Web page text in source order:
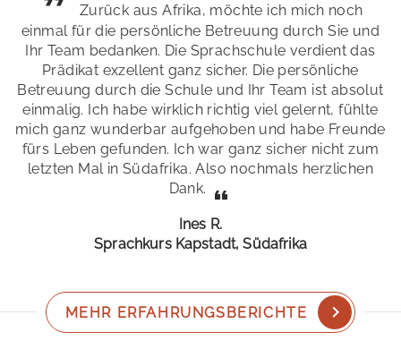
Zurück aus Afrika, möchte ich mich noch
einmal für die persönliche Betreuung durch Sie und
Ihr Team bedanken. Die Sprachschule verdient das
Prädikat exzellent ganz sicher. Die persönliche
Betreuung durch die Schule und Ihr Team ist absolut
einmalig. Ich habe wirklich richtig viel gelernt, fühlte
mich ganz wunderbar aufgehoben und habe Freunde
fürs Leben gefunden. Ich war ganz sicher nicht zum
letzten Mal in Südafrika. Also nochmals herzlichen
Dank.
Ines R.
Sprachkurs Kapstadt, Südafrika
MEHR ERFAHRUNGSBERICHTE